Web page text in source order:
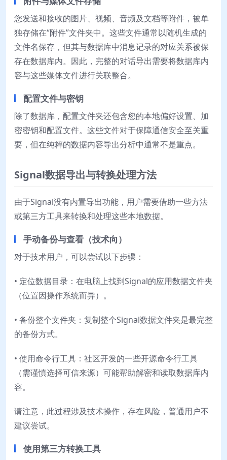
您发送和接收的图片、视频、音频及文档等附件，被单
独存储在“附件”文件夹中。这些文件通常以随机生成的
文件名保存，但其与数据库中消息记录的对应关系被保
存在数据库内。因此，完整的对话导出需要将数据库内
容与这些媒体文件进行关联整合。
配置文件与密钥
除了数据库，配置文件夹还包含您的本地偏好设置、加
密密钥和配置文件。这些文件对于保障通信安全至关重
要，但在纯粹的数据内容导出分析中通常不是重点。
Signal数据导出与转换处理方法
由于Signal没有内置导出功能，用户需要借助一些方法
或第三方工具来转换和处理这些本地数据。
手动备份与查看（技术向）
对于技术用户，可以尝试以下步骤：
• 定位数据目录：在电脑上找到Signal的应用数据文件夹
（位置因操作系统而异）。
• 备份整个文件夹：复制整个Signal数据文件夹是最完整
的备份方式。
• 使用命令行工具：社区开发的一些开源命令行工具
（需谨慎选择可信来源）可能帮助解密和读取数据库内
容。
请注意，此过程涉及技术操作，存在风险，普通用户不
建议尝试。
使用第三方转换工具